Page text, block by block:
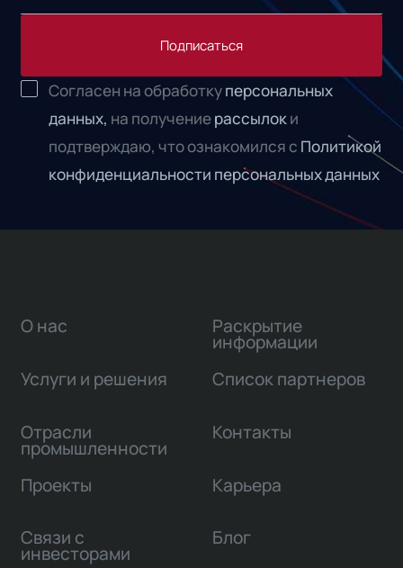
Подписаться
Согласен на обработкуперсональных
данных, на получениерассылок и
подтверждаю, что ознакомился с Политикой
конфиденциальности персональных данных
О нас
Услуги и решения
Отрасли
промышленности
Проекты
Связи с
инвесторами
Раскрытие
информации
Список партнеров
Контакты
Карьера
Блог